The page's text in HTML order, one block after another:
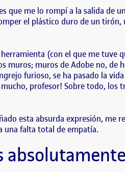
que me lo rompí a la salida de
el plástico duro de un
(con el que me tuve
muros; muros de Adobe no,
furioso, se ha pasado la
profesor! Sobre todo,
esta absurda expresión, me
una falta total de empatía.